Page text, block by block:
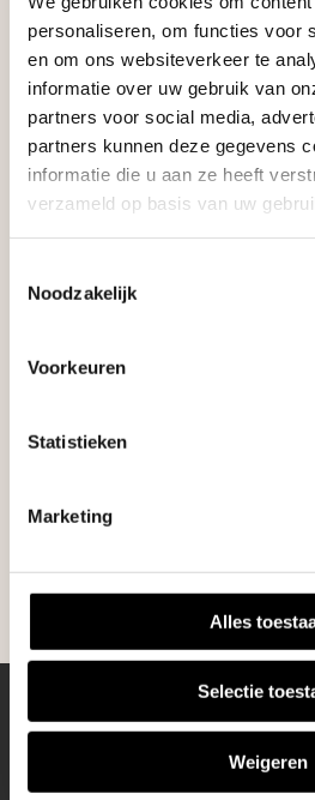
personaliseren, om functies voor
en om ons websiteverkeer te
informatie over uw gebruik van
partners voor social media,
partners kunnen deze gegevens
informatie die u aan ze heeft
verzameld op basis van uw
Noodzakelijk
Voorkeuren
Statistieken
Marketing
Alles
Selectie
Weigeren
aan producten van
zakelijke mogelijkheden.
tuin en onze medewerkers
NEEM CONTACT MET
Eigen bezorgdienst
Aangepaste
vakantieperiode
Waardenburg en Vego
de vakantieperiode
zaterdag. Bekijk de
actuele openingstijden.
maanden dicht is voor al het
Met vier vestigingen en
tuinproject.